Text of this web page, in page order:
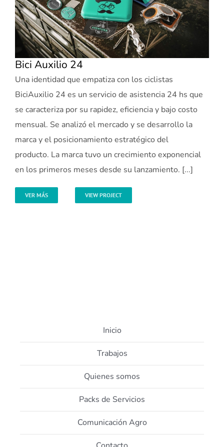
Bici Auxilio 24
Una identidad que empatiza con los ciclistas
BiciAuxilio 24 es un servicio de asistencia 24 hs que
se caracteriza por su rapidez, eficiencia y bajo costo
mensual. Se analizó el mercado y se desarrollo la
marca y el posicionamiento estratégico del
producto. La marca tuvo un crecimiento exponencial
en los primeros meses desde su lanzamiento. [...]
VER MÁS VIEW PROJECT
Inicio
Trabajos
Quienes somos
Packs de Servicios
Comunicación Agro